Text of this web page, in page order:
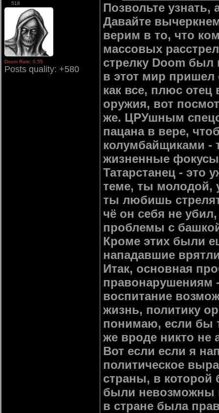
518
Doom Rate: 0.55
Posts quality: +580
Позвольте узнать,
Давайте
верим в то, что
массовых
стрелку Doom
в этот мир пришел
как все, плюс
оружия, вот
же. ЦРУшным
пацана в вере,
колумбайщиками -
жизненные
Татарстанец - это
теме, ты молодой,
ты любишь
чё он себя не
проблемы с
Кроме этих были
нападавшие
Итак, основная
правонарушениям
воспитание
жизнь, политику
понимаю, если бы
же вроде никто не
Вот если если я
политическое
страны, в
были невозможны
в стране была